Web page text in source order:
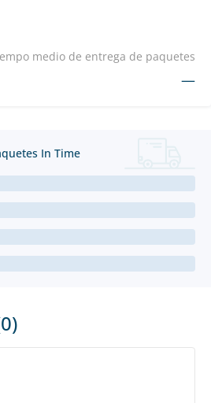
medio de entrega de paquetes
—
In Time